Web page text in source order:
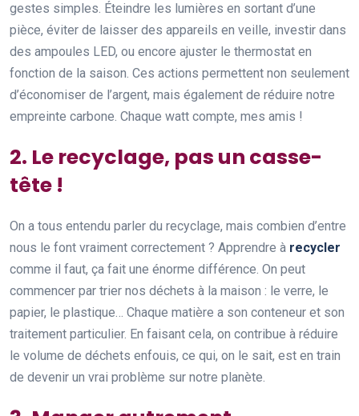
gestes simples. Éteindre les lumières en sortant d’une
pièce, éviter de laisser des appareils en veille, investir dans
des ampoules LED, ou encore ajuster le thermostat en
fonction de la saison. Ces actions permettent non seulement
d’économiser de l’argent, mais également de réduire notre
empreinte carbone. Chaque watt compte, mes amis !
2. Le recyclage, pas un casse-
tête !
On a tous entendu parler du recyclage, mais combien d’entre
nous le font vraiment correctement ? Apprendre à recycler
comme il faut, ça fait une énorme différence. On peut
commencer par trier nos déchets à la maison : le verre, le
papier, le plastique… Chaque matière a son conteneur et son
traitement particulier. En faisant cela, on contribue à réduire
le volume de déchets enfouis, ce qui, on le sait, est en train
de devenir un vrai problème sur notre planète.